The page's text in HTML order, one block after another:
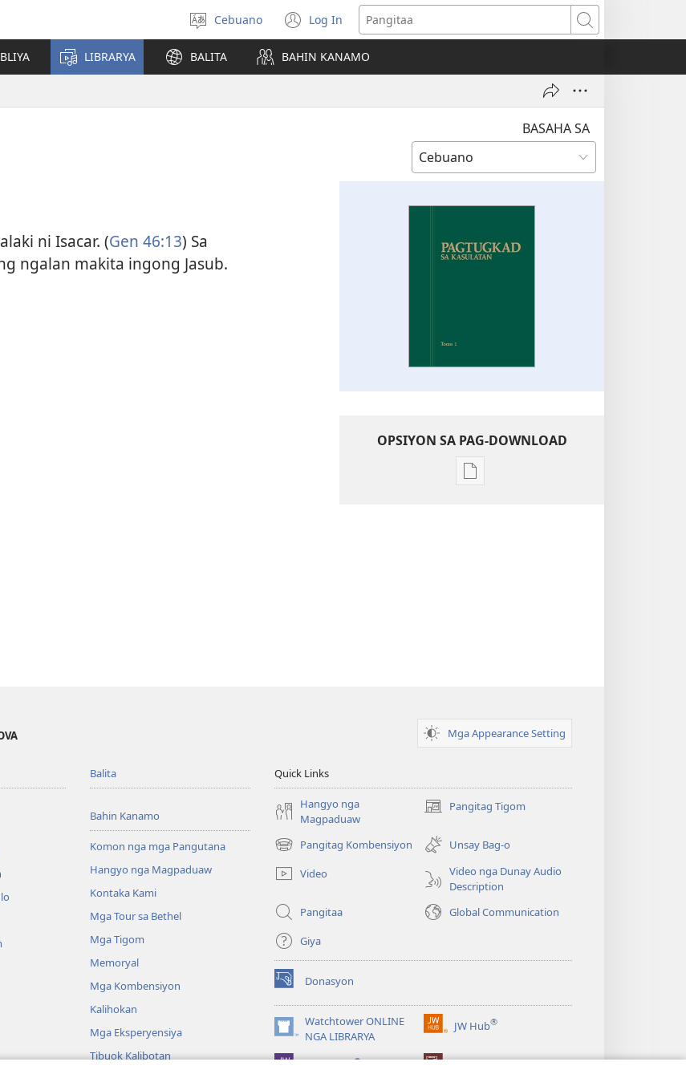
Pagpilig
pinulongan
Cebuano Log In
(mo-
open
ug
bag-
window)
Pangitaa
LIBRARYA BALITA BAHIN KANAMO
BASAHA SA
ni Isacar. (Gen 46:13) Sa
ngalan makita ingong Jasub.
OPSIYON SA PAG-DOWNLOAD
Opsiyon
Mga Appearance Setting
Balita
Bahin Kanamo
Komon nga mga Pangutana
Hangyo nga Magpaduaw
Kontaka Kami
Mga Tour sa Bethel
Mga Tigom
Memoryal
Mga Kombensiyon
Kalihokan
Mga Eksperyensiya
Tibuok Kalibotan
Quick Links
Hangyo nga
Magpaduaw
Pangitag Tigom
(mo-
ug
ong
window)
Pangitag Kombensiyon
(mo-
open
ug
ong
Unsay Bag-o
Video
Video nga Dunay Audio
Description
Pangitaa
Global Communication
Giya
Donasyon
(mo-
open
ug
bag-
window)
Watchtower ONLINE
NGA LIBRARYA
(mo-
open
JW Hub®
(mo-
ug
®